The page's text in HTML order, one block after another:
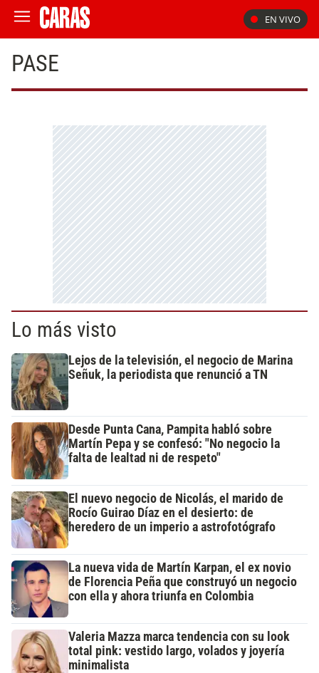
EN VIVO
PASE
Lo más visto
Lejos de la televisión, el negocio de Marina
Señuk, la periodista que renunció a TN
Desde Punta Cana, Pampita habló sobre
Martín Pepa y se confesó: "No negocio la
falta de lealtad ni de respeto"
El nuevo negocio de Nicolás, el marido de
Rocío Guirao Díaz en el desierto: de
heredero de un imperio a astrofotógrafo
La nueva vida de Martín Karpan, el ex novio
de Florencia Peña que construyó un negocio
con ella y ahora triunfa en Colombia
Valeria Mazza marca tendencia con su look
total pink: vestido largo, volados y joyería
minimalista